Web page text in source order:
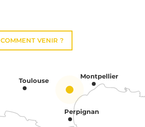
COMMENT VENIR ?
Toulouse
Montpellier
Perpignan